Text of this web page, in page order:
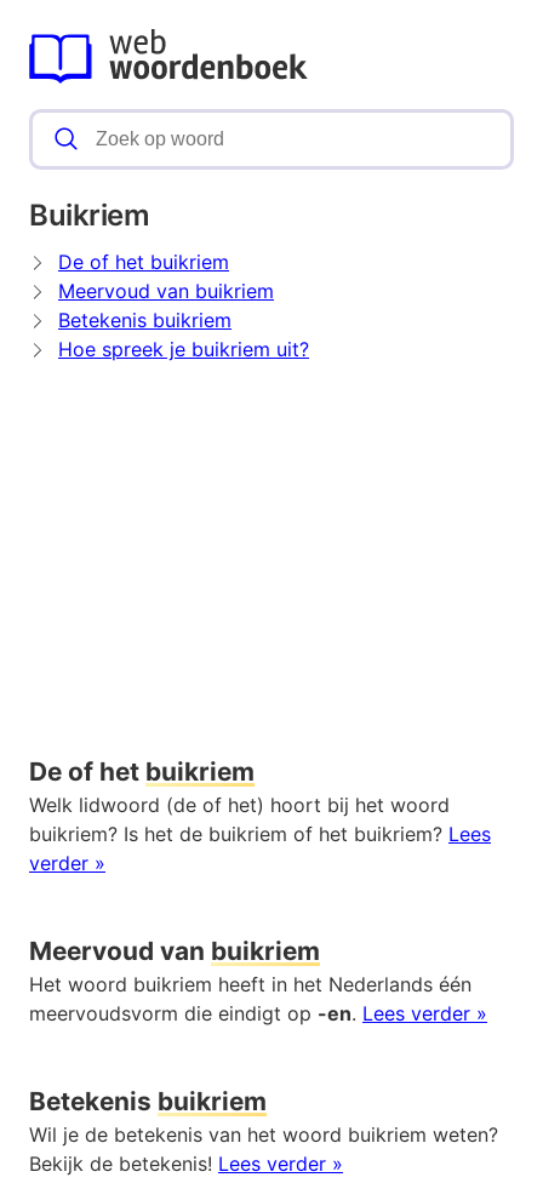
Buikriem
De of het buikriem
Meervoud van buikriem
Betekenis buikriem
Hoe spreek je buikriem uit?
De of het buikriem
Welk lidwoord (de of het) hoort bij het woord
buikriem? Is het de buikriem of het buikriem? Lees
verder »
Meervoud van buikriem
Het woord buikriem heeft in het Nederlands één
meervoudsvorm die eindigt op -en. Lees verder »
Betekenis buikriem
Wil je de betekenis van het woord buikriem weten?
Bekijk de betekenis! Lees verder »